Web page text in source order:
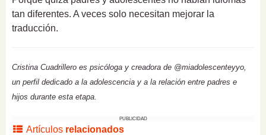
tan diferentes. A veces solo necesitan mejorar la
traducción.
Cristina Cuadrillero es psicóloga y creadora de @miadolescenteyyo,
un perfil dedicado a la adolescencia y a la relación entre padres e
hijos durante esta etapa.
PUBLICIDAD
Artículos relacionados